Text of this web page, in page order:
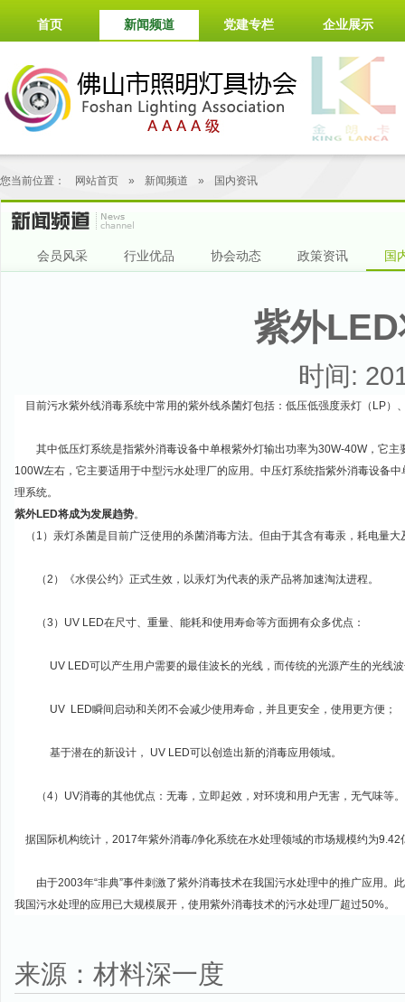
首页 新闻频道 党建专栏 企业展示
您当前位置： 网站首页 » 新闻频道 » 国内资讯
会员风采 行业优品 协会动态 政策资讯 国
紫外
时间:
目前污水紫外线消毒系统中常用的紫外线杀菌灯包括：低压低强度汞灯（LP
其中低压灯系统是指紫外消毒设备中单根紫外灯输出功率为30W-40W，它主
100W左右，它主要适用于中型污水处理厂的应用。中压灯系统指紫外消毒设备
理系统。
紫外LED将成为发展趋势。
（1）汞灯杀菌是目前广泛使用的杀菌消毒方法。但由于其含有毒汞，耗电量
（2）《水俣公约》正式生效，以汞灯为代表的汞产品将加速淘汰进程。
（3）UV LED在尺寸、重量、能耗和使用寿命等方面拥有众多优点：
UV LED可以产生用户需要的最佳波长的光线，而传统的光源产生的光线波
UV LED瞬间启动和关闭不会减少使用寿命，并且更安全，使用更方便；
基于潜在的新设计， UV LED可以创造出新的消毒应用领域。
（4）UV消毒的其他优点：无毒，立即起效，对环境和用户无害，无气味等。
据国际机构统计，2017年紫外消毒/净化系统在水处理领域的市场规模约为
由于2003年“非典”事件刺激了紫外消毒技术在我国污水处理中的推广应用。
我国污水处理的应用已大规模展开，使用紫外消毒技术的污水处理厂超过50%。
来源：材料深一度